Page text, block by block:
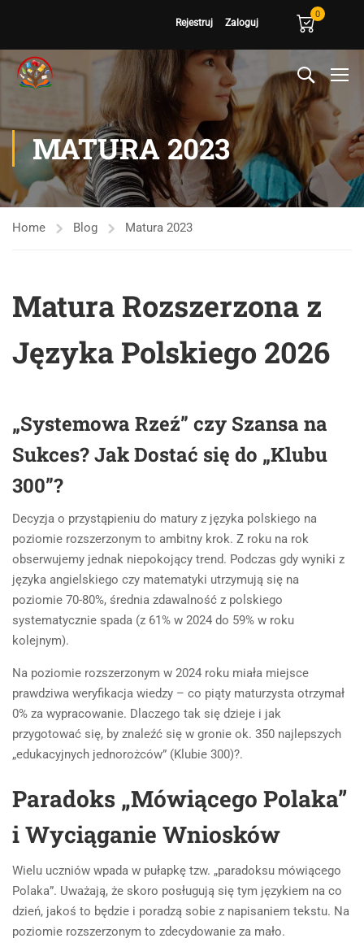
Rejestruj Zaloguj
0
MATURA 2023
Home Blog Matura 2023
Matura Rozszerzona z
Języka Polskiego 2026
„Systemowa Rzeź” czy Szansa na
Sukces? Jak Dostać się do „Klubu
300”?
Decyzja o przystąpieniu do matury z języka polskiego na
poziomie rozszerzonym to ambitny krok. Z roku na rok
obserwujemy jednak niepokojący trend. Podczas gdy wyniki z
języka angielskiego czy matematyki utrzymują się na
poziomie 70-80%, średnia zdawalność z polskiego
systematycznie spada (z 61% w 2024 do 59% w roku
kolejnym).
Na poziomie rozszerzonym w 2024 roku miała miejsce
prawdziwa weryfikacja wiedzy – co piąty maturzysta otrzymał
0% za wypracowanie. Dlaczego tak się dzieje i jak
przygotować się, by znaleźć się w gronie ok. 350 najlepszych
„edukacyjnych jednorożców” (Klubie 300)?.
Paradoks „Mówiącego Polaka”
i Wyciąganie Wniosków
Wielu uczniów wpada w pułapkę tzw. „paradoksu mówiącego
Polaka”. Uważają, że skoro posługują się tym językiem na co
dzień, jakoś to będzie i poradzą sobie z napisaniem tekstu. Na
poziomie rozszerzonym to zdecydowanie za mało.